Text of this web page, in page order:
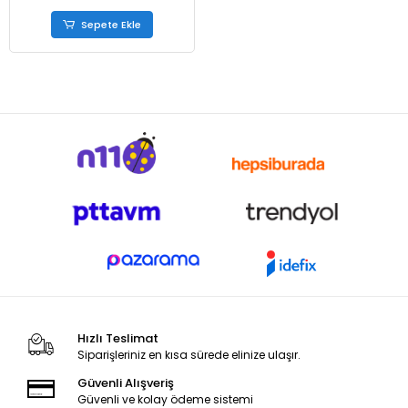
Sepete Ekle
Hızlı Teslimat
Siparişleriniz en kısa sürede elinize ulaşır.
Güvenli Alışveriş
Güvenli ve kolay ödeme sistemi